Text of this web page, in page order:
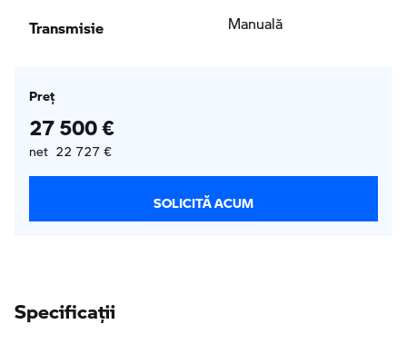
Transmisie Manuală
Preţ
27 500 €
net 22 727 €
SOLICITĂ ACUM
Specificaţii